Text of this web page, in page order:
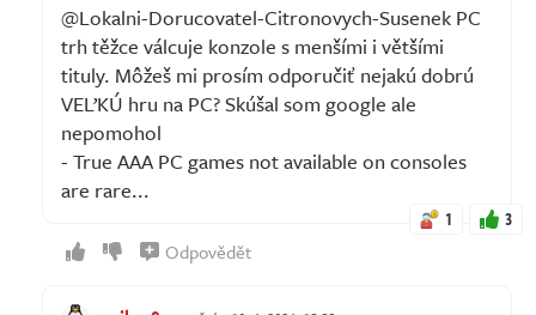
@Lokalni-Dorucovatel-Citronovych-Susenek PC
trh těžce válcuje konzole s menšími i většími
tituly. Môžeš mi prosím odporučiť nejakú dobrú
VEĽKÚ hru na PC? Skúšal som google ale
nepomohol
- True AAA PC games not available on consoles
are rare...
1 3
Odpovědět